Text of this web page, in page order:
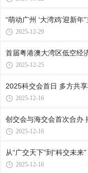
“萌动广州 ‘大湾鸡’迎新
2025-12-29
首届粤港澳大湾区低空经
2025-12-25
2025科交会首日 多方共享
2025-12-16
创交会与海交会首次合办
2025-12-16
从“广交天下”到“科交未来
2025-12-16